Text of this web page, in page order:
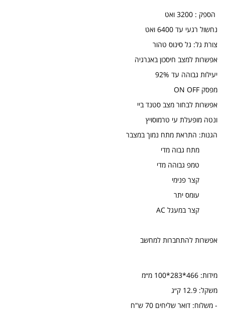
הספק : 3200 ואט
נחשול רגעי עד 6400 ואט
צורת גל: גל סינוס טהור
אפשרות למצב חיסכון באנרגיה
יעילות גבוהה עד 92%
מפסק ON OFF
אפשרות לבחור מצב סטנד ביי
ונטה מופעלת עי טרמוסויץ
הגנות: התראת מתח נמוך במצבר
מתח גבוה מדי
טמפ גבוהה מדי
קצר פנימי
עומס יתר
קצר במעגל AC
אפשרות להתחברות למחשב
מידות: 466*283*100 מ״מ
משקל: 12.9 ק״ג
- משלוח: דואר שליחים 70 ש"ח